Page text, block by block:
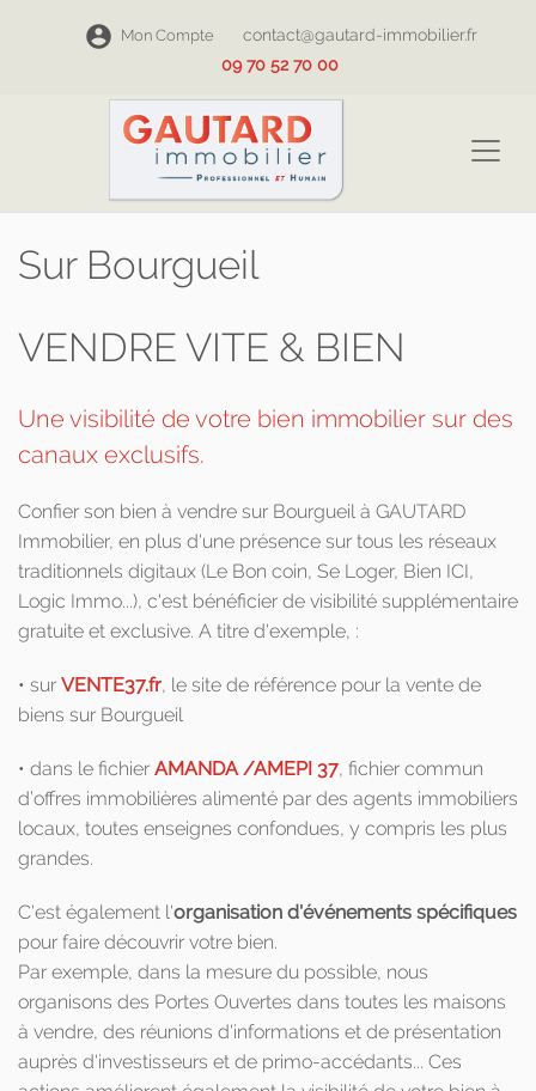
Mon Compte
contact@gautard-immobilier.fr
09 70 52 70 00
Sur Bourgueil
VENDRE VITE & BIEN
Une visibilité de votre bien immobilier sur des
canaux exclusifs.
Confier son bien à vendre sur Bourgueil à GAUTARD
Immobilier, en plus d'une présence sur tous les réseaux
traditionnels digitaux (Le Bon coin, Se Loger, Bien ICI,
Logic Immo...), c'est bénéficier de visibilité supplémentaire
gratuite et exclusive. A titre d'exemple, :
• sur VENTE37.fr, le site de référence pour la vente de
biens sur Bourgueil
• dans le fichier AMANDA /AMEPI 37, fichier commun
d’offres immobilières alimenté par des agents immobiliers
locaux, toutes enseignes confondues, y compris les plus
grandes.
C'est également l'organisation d'événements spécifiques
pour faire découvrir votre bien.
Par exemple, dans la mesure du possible, nous
organisons des Portes Ouvertes dans toutes les maisons
à vendre, des réunions d'informations et de présentation
auprès d'investisseurs et de primo-accédants... Ces